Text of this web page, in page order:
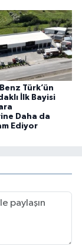
Türk’ün
İlk Bayisi
Daha da
Ediyor